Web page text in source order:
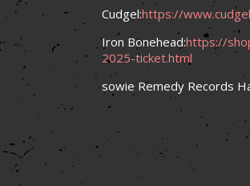
Cudgel:https://
Iron Bonehead:https://
2025-ticket.html
sowie Remedy Records